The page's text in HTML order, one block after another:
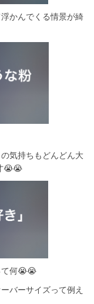
かんでくる情景が綺
気持ちもどんどん大
😭😭
て何😭😭
バーサイズって例え